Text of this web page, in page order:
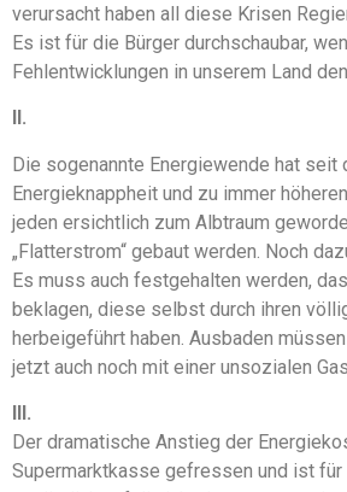
verursacht haben all diese Krisen
Es ist für die Bürger durchschaubar,
Fehlentwicklungen in unserem Land
II.
Die sogenannte Energiewende hat
Energieknappheit und zu immer
jeden ersichtlich zum Albtraum
„Flatterstrom“ gebaut werden. Noch
Es muss auch festgehalten werden,
beklagen, diese selbst durch ihren
herbeigeführt haben. Ausbaden
jetzt auch noch mit einer unsozialen
III.
Der dramatische Anstieg der
Supermarktkasse gefressen und ist